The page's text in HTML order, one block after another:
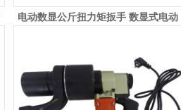
电动数显公斤扭力矩扳手 数显式电动